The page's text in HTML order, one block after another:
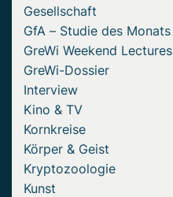
Gesellschaft
GfA – Studie des Monats
GreWi Weekend Lectures
GreWi-Dossier
Interview
Kino & TV
Kornkreise
Körper & Geist
Kryptozoologie
Kunst